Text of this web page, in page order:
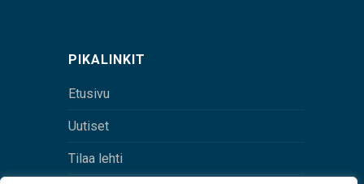
PIKALINKIT
Etusivu
Uutiset
Tilaa lehti